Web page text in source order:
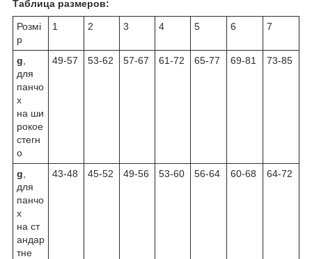
Таблица размеров:
Розмі
р
1 2 3 4 5 6 7
g
для
панчо
х
на ши
рокое
стегн
о
49-57 53-62 57-67 61-72 65-77 69-81 73-85
g
для
панчо
х
на ст
андар
тне
43-48 45-52 49-56 53-60 56-64 60-68 64-72